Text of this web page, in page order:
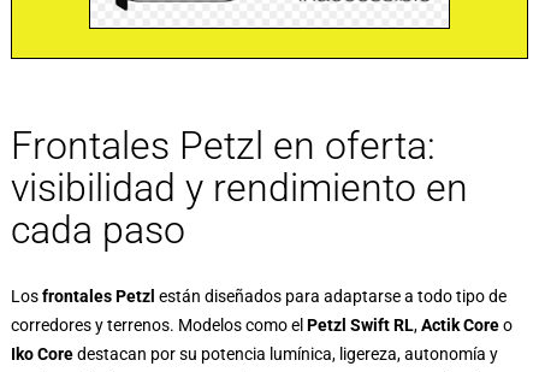
Frontales Petzl en oferta:
visibilidad y rendimiento en
cada paso
Losfrontales Petzl están diseñados para adaptarse a todo tipo de
corredores y terrenos. Modelos como el Petzl Swift RL,Actik Coreo
Iko Coredestacan por su potencia lumínica, ligereza, autonomía y